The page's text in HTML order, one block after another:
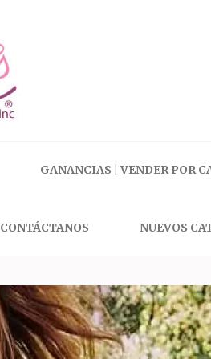
GANANCIAS | VENDER POR
CONTÁCTANOS NUEVOS